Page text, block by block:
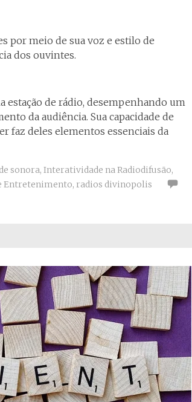
por meio de sua voz e estilo de
dos ouvintes.
estação de rádio, desempenhando um
da audiência. Sua capacidade de
faz deles elementos essenciais da
sonora, Interatividade na Radiodifusão,
Entretenimento, radios divinopolis